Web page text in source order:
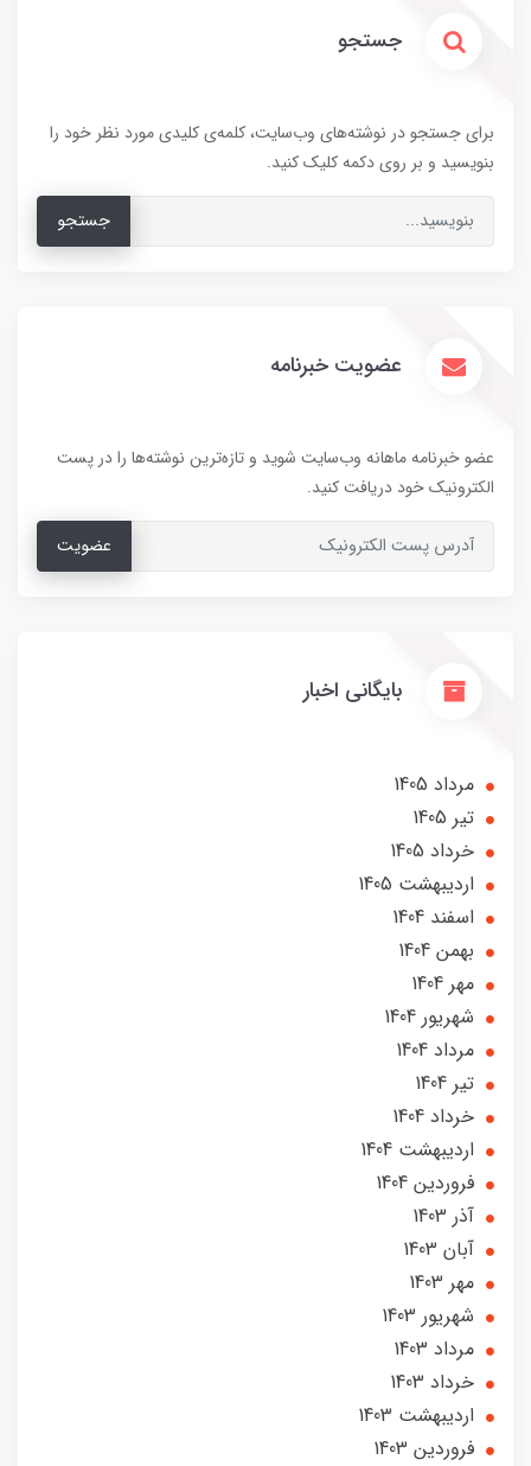
جستجو
برای جستجو در نوشته‌های وب‌سایت، کلمه‌ی کلیدی مورد نظر خود را
بنویسید و بر روی دکمه کلیک کنید.
جستجو
عضویت خبرنامه
عضو خبرنامه ماهانه وب‌سایت شوید و تازه‌ترین نوشته‌ها را در پست
الکترونیک خود دریافت کنید.
عضویت
بایگانی اخبار
مرداد 1405
تير 1405
خرداد 1405
ارديبهشت 1405
اسفند 1404
بهمن 1404
مهر 1404
شهریور 1404
مرداد 1404
تير 1404
خرداد 1404
ارديبهشت 1404
فروردین 1404
آذر 1403
آبان 1403
مهر 1403
شهریور 1403
مرداد 1403
خرداد 1403
ارديبهشت 1403
فروردین 1403